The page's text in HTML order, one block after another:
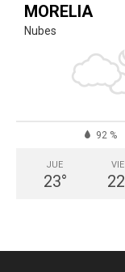
MORELIA
Nubes
92 %
JUE
23°
VIE
22